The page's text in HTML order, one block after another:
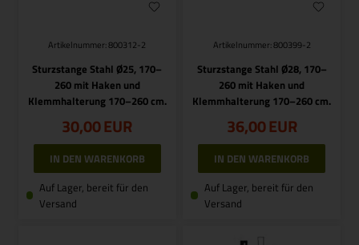
Artikelnummer: 800312-2
Sturzstange Stahl Ø25, 170–
260 mit Haken und
Klemmhalterung 170–260 cm.
30,00EUR
Auf Lager, bereit für den
Versand
Artikelnummer: 800399-2
Sturzstange Stahl Ø28, 170–
260 mit Haken und
Klemmhalterung 170–260 cm.
36,00EUR
Auf Lager, bereit für den
Versand